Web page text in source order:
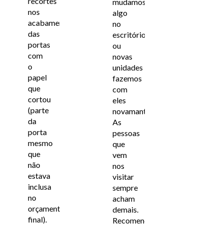
nos
acabamentos
das
portas
com
o
papel
que
cortou
(parte
da
porta
mesmo
que
não
estava
inclusa
no
orçamento
final).
algo
no
escritório
ou
novas
unidades
fazemos
com
eles
novamante.
As
pessoas
que
vem
nos
visitar
sempre
acham
demais.
Recomendo